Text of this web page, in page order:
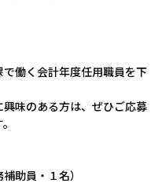
働く会計年度任用職員を下
味のある方は、ぜひご応募
助員・１名）